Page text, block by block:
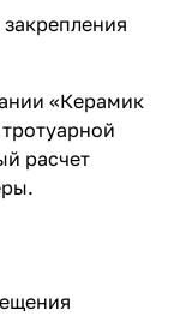
«Керамик
тротуарной
расчет